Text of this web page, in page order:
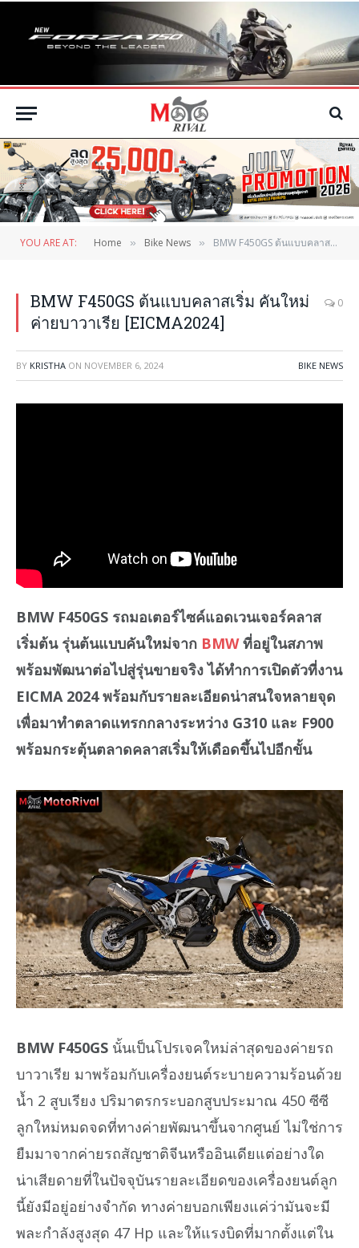
YOU ARE AT: Home » Bike News » BMW F450GS ต้นแบบคลาสเริ่ม คันใหม่ค่ายบาวาเรีย [EICMA2024]
BMW F450GS ต้นแบบคลาสเริ่ม คันใหม่
ค่ายบาวาเรีย [EICMA2024]
0
BY KRISTHA ON NOVEMBER 6, 2024 BIKE NEWS
BMW F450GS รถมอเตอร์ไซค์แอดเวนเจอร์คลาส
เริ่มต้น รุ่นต้นแบบคันใหม่จาก BMWที่อยู่ในสภาพ
พร้อมพัฒนาต่อไปสู่รุ่นขายจริง ได้ทำการเปิดตัวที่งาน
EICMA 2024 พร้อมกับรายละเอียดน่าสนใจหลายจุด
เพื่อมาทำตลาดแทรกกลางระหว่าง G310 และ F900
พร้อมกระตุ้นตลาดคลาสเริ่มให้เดือดขึ้นไปอีกขั้น
BMW F450GS นั้นเป็นโปรเจคใหม่ล่าสุดของค่ายรถ
บาวาเรีย มาพร้อมกับเครื่องยนต์ระบายความร้อนด้วย
น้ำ 2 สูบเรียง ปริมาตรกระบอกสูบประมาณ 450 ซีซี
ลูกใหม่หมดจดที่ทางค่ายพัฒนาขึ้นจากศูนย์ ไม่ใช่การ
ยืมมาจากค่ายรถสัญชาติจีนหรืออินเดียแต่อย่างใด
น่าเสียดายที่ในปัจจุบันรายละเอียดของเครื่องยนต์ลูก
นี้ยังมีอยู่อย่างจำกัด ทางค่ายบอกเพียงแค่ว่ามันจะมี
พละกำลังสูงสุด 47 Hp และให้แรงบิดที่มากตั้งแต่ใน